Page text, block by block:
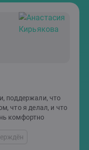
поддержали, что
что я делал, и что
комфортно